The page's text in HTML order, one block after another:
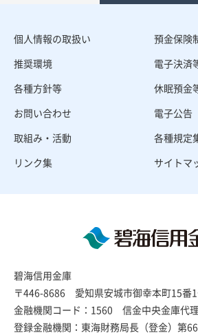
個人情報の取扱い
預金保険
推奨環境
電子決済
各種方針等
休眠預金
お問い合わせ
電子公告
取組み・活動
各種規定
リンク集
サイトマ
碧海信用金庫
〒446-8686 愛知県安城市御幸本町15番
金融機関コード：1560 信金中央金庫代
登録金融機関：東海財務局長（登金）第